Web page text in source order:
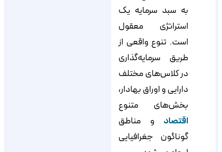
به سبد سرمایه یک
استراتژی معقول
است. تنوع واقعی از
طریق سرمایه‌گذاری
در کلاس‌های مختلف
دارایی و اوراق بهادار،
بخش‌های متنوع
اقتصاد
و مناطق
گوناگون جغرافیایی